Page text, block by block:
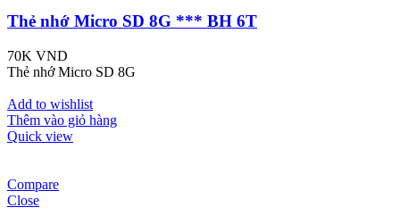
Thẻ nhớ Micro SD 8G *** BH 6T
70K VND
Thẻ nhớ Micro SD 8G
Add to wishlist
Thêm vào giỏ hàng
Quick view
Compare
Close